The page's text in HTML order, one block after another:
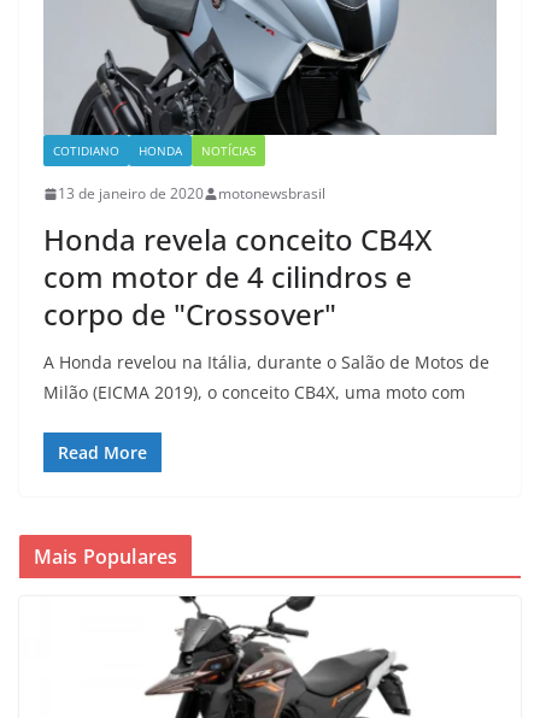
COTIDIANO HONDA NOTÍCIAS
13 de janeiro de 2020 motonewsbrasil
Honda revela conceito CB4X
com motor de 4 cilindros e
corpo de "Crossover"
A Honda revelou na Itália, durante o Salão de Motos de
Milão (EICMA 2019), o conceito CB4X, uma moto com
Read More
Mais Populares